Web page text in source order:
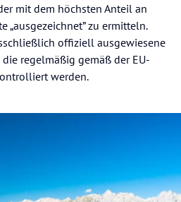
mit dem höchsten Anteil an
„ausgezeichnet” zu ermitteln.
offiziell ausgewiesene
die regelmäßig gemäß der EU-
werden.